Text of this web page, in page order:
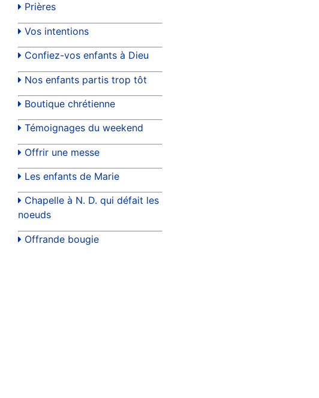
Prières
Vos intentions
Confiez-vos enfants à Dieu
Nos enfants partis trop tôt
Boutique chrétienne
Témoignages du weekend
Offrir une messe
Les enfants de Marie
Chapelle à N. D. qui défait les
noeuds
Offrande bougie